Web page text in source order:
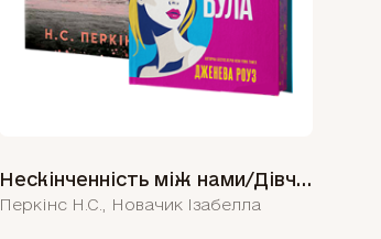
Нескінченність між нами/Дівчина, якою була
Перкінс Н.С., Новачик Ізабелла